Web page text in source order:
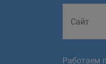
Работаем